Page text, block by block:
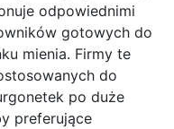
odpowiednimi
gotowych do
mienia. Firmy te
do
po duże
preferujące